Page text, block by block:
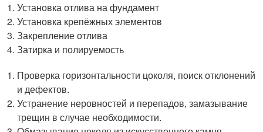
Установка отлива на фундамент
Установка крепёжных элементов
Закрепление отлива
Затирка и полируемость
Проверка горизонтальности цоколя, поиск отклонений
и дефектов.
Устранение неровностей и перепадов, замазывание
трещин в случае необходимости.